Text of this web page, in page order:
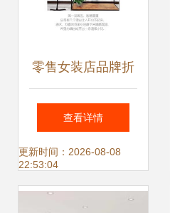
零售女装店品牌折
扣批发低价跑量
查看详情
更新时间：2026-08-08
22:53:04